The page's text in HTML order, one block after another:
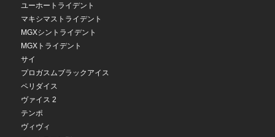
ユーホートライデント
マキシマストライデント
MGXシントライデント
MGXトライデント
サイ
プロガスムブラックアイス
ペリダイス
ヴァイス 2
テンポ
ヴィヴィ